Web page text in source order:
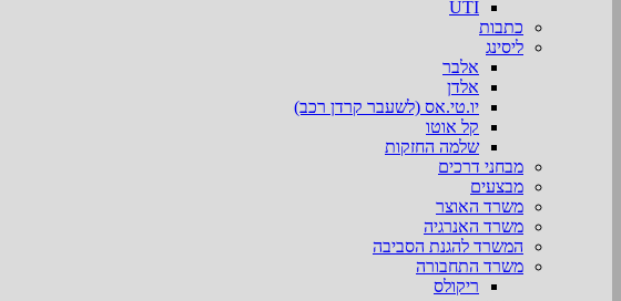
UTI
כתבות
ליסינג
אלבר
אלדן
יו.טי.אס (לשעבר קרדן רכב)
קל אוטו
שלמה החזקות
מבחני דרכים
מבצעים
משרד האוצר
משרד האנרגיה
המשרד להגנת הסביבה
משרד התחבורה
ריקולס